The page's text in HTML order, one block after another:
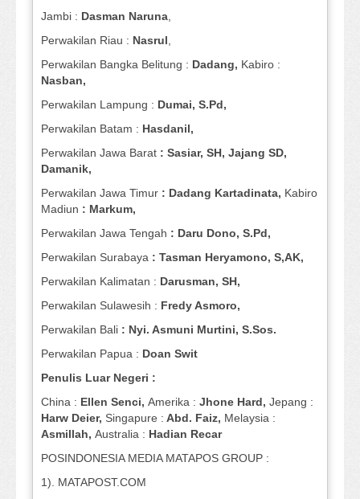
Jambi : Dasman Naruna,
Perwakilan Riau : Nasrul,
Perwakilan Bangka Belitung : Dadang, Kabiro :
Nasban,
Perwakilan Lampung : Dumai, S.Pd,
Perwakilan Batam : Hasdanil,
Perwakilan Jawa Barat : Sasiar, SH, Jajang SD,
Damanik,
Perwakilan Jawa Timur : Dadang Kartadinata, Kabiro
Madiun : Markum,
Perwakilan Jawa Tengah : Daru Dono, S.Pd,
Perwakilan Surabaya : Tasman Heryamono, S,AK,
Perwakilan Kalimatan : Darusman, SH,
Perwakilan Sulawesih : Fredy Asmoro,
Perwakilan Bali : Nyi. Asmuni Murtini, S.Sos.
Perwakilan Papua : Doan Swit
Penulis Luar Negeri :
China : Ellen Senci, Amerika : Jhone Hard, Jepang :
Harw Deier, Singapure : Abd. Faiz, Melaysia :
Asmillah, Australia : Hadian Recar
POSINDONESIA MEDIA MATAPOS GROUP :
1). MATAPOST.COM